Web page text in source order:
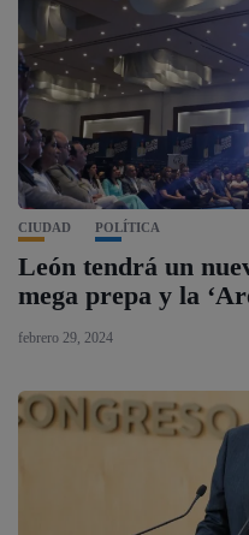
CIUDAD POLÍTICA
León tendrá un
mega prepa y la
febrero 29, 2024